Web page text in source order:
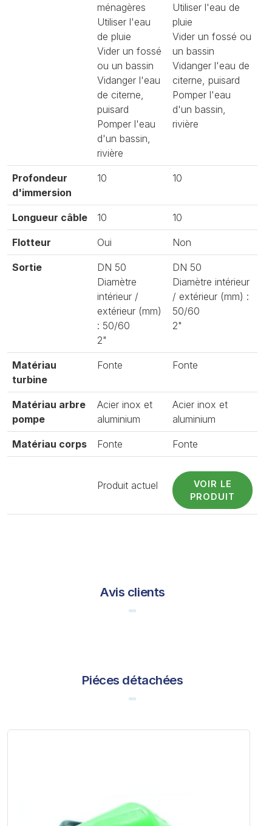
ménagères
Utiliser l'eau
de pluie
Vider un fossé
ou un bassin
Vidanger l'eau
de citerne,
puisard
Pomper l'eau
d'un bassin,
rivière
Utiliser l'eau de
pluie
Vider un fossé ou
un bassin
Vidanger l'eau de
citerne, puisard
Pomper l'eau
d'un bassin,
rivière
Profondeur
d'immersion
10 10
Longueur câble 10 10
Flotteur Oui Non
Sortie
DN 50
Diamètre
intérieur /
extérieur (mm)
: 50/60
2"
DN 50
Diamètre intérieur
/ extérieur (mm) :
50/60
2"
Matériau
turbine
Fonte Fonte
Matériau arbre
pompe
Acier inox et
aluminium
Acier inox et
aluminium
Matériau corps Fonte Fonte
Produit actuel
VOIR LE
PRODUIT
Avis clients
Piéces détachées